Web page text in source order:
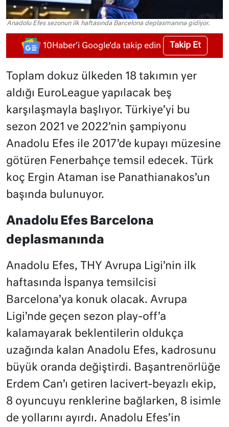
Anadolu Efes sezonun ilk haftasında Barcelona deplasmanına gidiyor.
10Haber'i Google'da takip edin Takip Et
Toplam dokuz ülkeden 18 takımın yer
aldığı EuroLeague yapılacak beş
karşılaşmayla başlıyor. Türkiye’yi bu
sezon 2021 ve 2022’nin şampiyonu
Anadolu Efes ile 2017’de kupayı müzesine
götüren Fenerbahçe temsil edecek. Türk
koç Ergin Ataman ise Panathianakos’un
başında bulunuyor.
Anadolu Efes Barcelona
deplasmanında
Anadolu Efes, THY Avrupa Ligi’nin ilk
haftasında İspanya temsilcisi
Barcelona’ya konuk olacak. Avrupa
Ligi’nde geçen sezon play-off’a
kalamayarak beklentilerin oldukça
uzağında kalan Anadolu Efes, kadrosunu
büyük oranda değiştirdi. Başantrenörlüğe
Erdem Can’ı getiren lacivert-beyazlı ekip,
8 oyuncuyu renklerine bağlarken, 8 isimle
de yollarını ayırdı. Anadolu Efes’in